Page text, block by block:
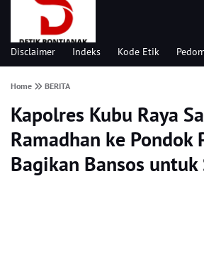
Disclaimer Indeks Kode Etik
Home BERITA
Kapolres Kubu Raya
Ramadhan ke Pondok
Bagikan Bansos untuk